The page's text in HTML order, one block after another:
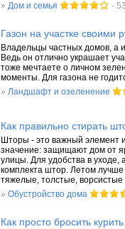
» Дом и семья -
Газон на участке своими
Владельцы частных домов, а
Ведь он отлично украшает
тоже мечтаете о личном
моменты. Для газона не
» Ландшафт и озеленение
Как правильно стирать
Шторы - это важный элемент
значение: защищают дом от
улицы. Для удобства в уходе,
комплекта штор. Летом
тяжелые, толстые, ворсистые
» Обустройство дома
Как просто бросить курить